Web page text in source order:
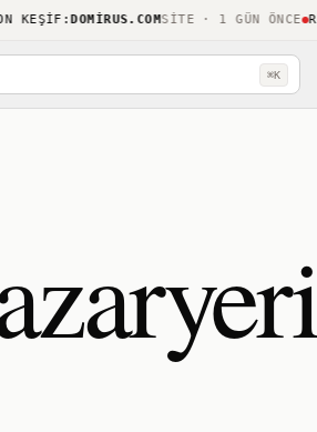
:DOMIRUS.COM SITE · 1 GÜN ÖNCE
⌘K